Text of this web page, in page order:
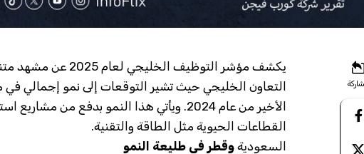
يكشف مؤشر التوظيف
التعاون الخليجي حيث تشير التوقعات إلى نمو إجمالي
الأخير من عام 2024. ويأتي هذا النمو بدفع
القطاعات الحيوية مثل الطاقة والتقنية.
السعودية وقطر في طليعة النمو